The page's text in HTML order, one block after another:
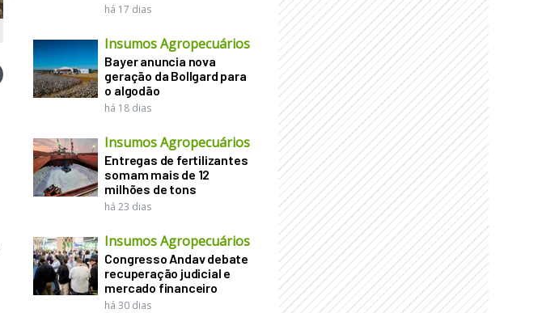
há 17 dias
Insumos Agropecuários
Bayer anuncia nova
geração da Bollgard para
o algodão
há 18 dias
Insumos Agropecuários
Entregas de fertilizantes
somam mais de 12
milhões de tons
há 23 dias
Insumos Agropecuários
Congresso Andav debate
recuperação judicial e
mercado financeiro
há 30 dias